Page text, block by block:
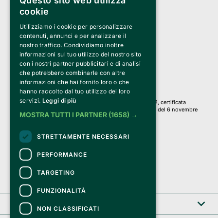
Clappit è un marchio di proprietà di:
Bemils Srl
a Socio Unico
Via Fosse Ardeatine, 4 -20092 Cinisello Balsamo (MI)
PI 05589050961
Iscr. C.C.I.A.A. Milano R.E.A. 1833471
© 2010-2025 Bemils Srl - Tutti i diritti riservati
Credits:
Clappit è basato sulla piattaforma di biglietteria Belive 6.2, certificata
dall’Agenzia delle Entrate con protocollo n. 2025/445474 del 6 novembre
2025.
Su Clappit i tuoi acquisti ed i tuoi dati
sono sicuri e protetti da un certificato SSL
con crittografia a 128 bit.
Clappit
cookie
Utilizziamo i cookie per personalizzare
contenuti, annunci e per analizzare il
nostro traffico. Condividiamo inoltre
informazioni sul tuo utilizzo del nostro sito
con i nostri partner pubblicitari e di analisi
che potrebbero combinarle con altre
informazioni che hai fornito loro o che
hanno raccolto dal tuo utilizzo dei loro
servizi. Leggi di più
MOSTRA TUTTI I PARTNER (1658) →
STRETTAMENTE NECESSARI
PERFORMANCE
TARGETING
FUNZIONALITÀ
NON CLASSIFICATI